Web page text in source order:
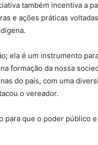
também incentiva a
e ações práticas
ela é um instrumento
formação da nossa
do país, com uma
o vereador.
para que o poder público